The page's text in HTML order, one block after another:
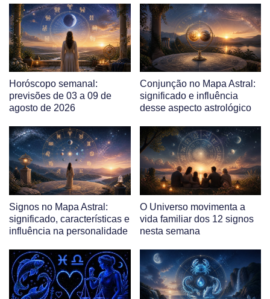
Horóscopo semanal:
previsões de 03 a 09 de
agosto de 2026
Conjunção no Mapa Astral:
significado e influência
desse aspecto astrológico
Signos no Mapa Astral:
significado, características e
influência na personalidade
O Universo movimenta a
vida familiar dos 12 signos
nesta semana